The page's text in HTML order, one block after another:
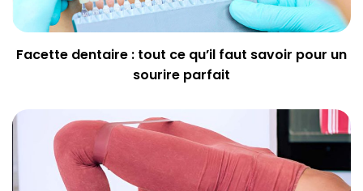
Facette dentaire : tout ce qu’il faut savoir pour un
sourire parfait